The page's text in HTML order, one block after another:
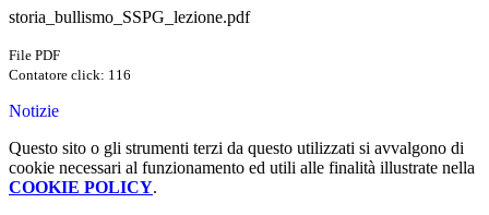
storia_bullismo_SSPG_lezione.pdf
File PDF
Contatore click: 116
Notizie
Questo sito o gli strumenti terzi da questo utilizzati si avvalgono di
cookie necessari al funzionamento ed utili alle finalità illustrate nella
COOKIE POLICY.